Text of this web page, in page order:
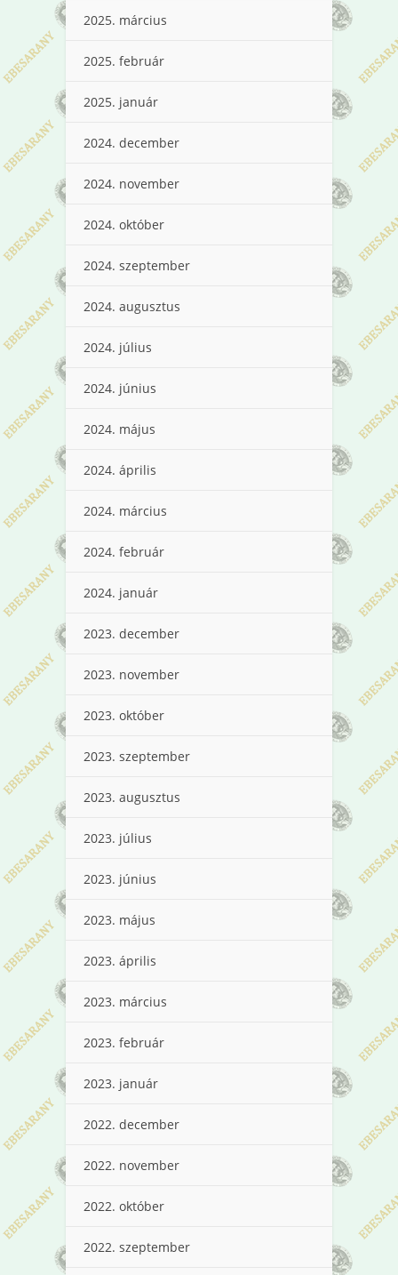
2025. március
2025. február
2025. január
2024. december
2024. november
2024. október
2024. szeptember
2024. augusztus
2024. július
2024. június
2024. május
2024. április
2024. március
2024. február
2024. január
2023. december
2023. november
2023. október
2023. szeptember
2023. augusztus
2023. július
2023. június
2023. május
2023. április
2023. március
2023. február
2023. január
2022. december
2022. november
2022. október
2022. szeptember